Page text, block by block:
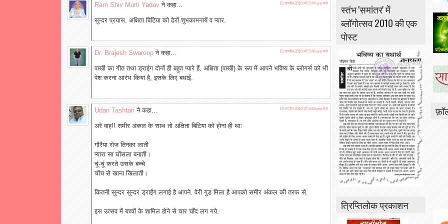
Ram Shiv Murti Yadav ने कहा… 15 अप्रैल 2010 को 5:44 pm बजे
सुन्दर प्रयास. अक्षिता बिटिया को ढेरों शुभकामनायें व प्यार.
Dr. Brajesh Swaroop ने कहा… 15 अप्रैल 2010 को 5:46 pm बजे
पाखी का गीत तथा ड्राइंग दोनों ही बहुत प्यारे हैं. अक्षिता (पाखी) के रूप में आपने भविष्य के ब्लोगर्स को भी
पेश करना आरंभ किया है, इसके लिए बधाई.
Udan Tashtari ने कहा… 15 अप्रैल 2010 को 5:53 pm बजे
अरे वाह!! समीर अंकल के साथ तो अक्षिता बिटिया को होना ही था:
गौरैया रोज तिनका लाती
प्यारा सा घोंसला बनाती।
चूं-चूं करते उसके बच्चे
चोंच से खाना खिलाती।
कितनी सुन्दर सुन्दर ड्राईंग लगाई है आपने. वेरी गुड मिला है आपको समीर अंकल की तरफ से.
इस उत्सव में बच्चों के शामिल होने से चार चाँद लग गये.
स्तंभ 'समांतर' में
ब्लॉगोत्सव 2010 की एक
पोस्ट
त्रिप्तिलोक प्रकाशन